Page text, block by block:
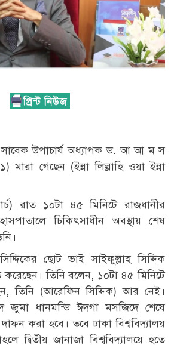
সাবেক উপাচার্য অধ্যাপক ড. আ আ ম স
মারা গেছেন (ইন্না লিল্লাহি ওয়া ইন্না
রাত ১০টা ৪৫ মিনিটে রাজধানীর
চিকিৎসাধীন অবস্থায় শেষ
ছোট ভাই সাইফুল্লাহ সিদ্দিক
করেছেন। তিনি বলেন, ১০টা ৪৫ মিনিটে
তিনি (আরেফিন সিদ্দিক) আর নেই।
জুমা ধানমন্ডি ঈদগা মসজিদে শেষে
করা হবে। তবে ঢাকা বিশ্ববিদ্যালয়
দ্বিতীয় জানাজা বিশ্ববিদ্যালয়ে হতে